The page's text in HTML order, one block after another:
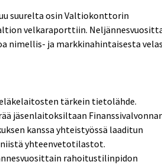
suurelta osin Valtiokonttorin
velkaraporttiin.
nimellis- ja markkinahintaisesta
tärkein tietolähde.
jäsenlaitoksiltaan
kanssa yhteistyössä laaditun
yhteenvetotilastot.
rahoitustilinpidon